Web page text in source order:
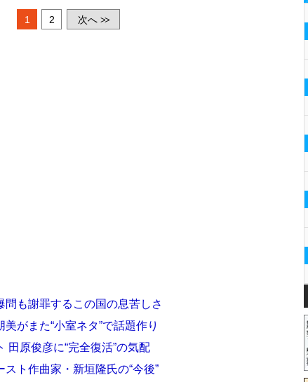
1 2 次へ >>
も謝罪するこの国の息苦しさ
がまた“小室ネタ”で話題作り
田原俊彦に“完全復活”の気配
ト作曲家・新垣隆氏の“今後”